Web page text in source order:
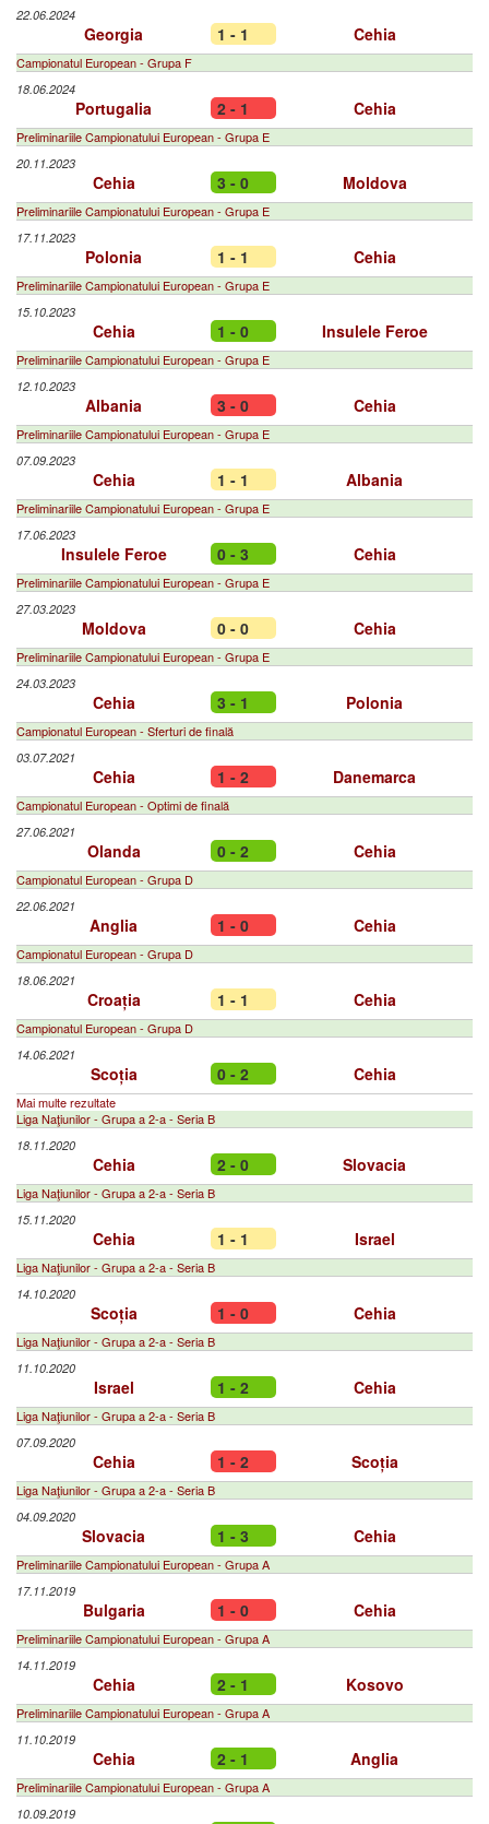
22.06.2024
Georgia 1 - 1 Cehia
Campionatul European - Grupa F
18.06.2024
Portugalia 2 - 1 Cehia
Preliminariile Campionatului European - Grupa E
20.11.2023
Cehia 3 - 0 Moldova
Preliminariile Campionatului European - Grupa E
17.11.2023
Polonia 1 - 1 Cehia
Preliminariile Campionatului European - Grupa E
15.10.2023
Cehia 1 - 0 Insulele Feroe
Preliminariile Campionatului European - Grupa E
12.10.2023
Albania 3 - 0 Cehia
Preliminariile Campionatului European - Grupa E
07.09.2023
Cehia 1 - 1 Albania
Preliminariile Campionatului European - Grupa E
17.06.2023
Insulele Feroe 0 - 3 Cehia
Preliminariile Campionatului European - Grupa E
27.03.2023
Moldova 0 - 0 Cehia
Preliminariile Campionatului European - Grupa E
24.03.2023
Cehia 3 - 1 Polonia
Campionatul European - Sferturi de finală
03.07.2021
Cehia 1 - 2 Danemarca
Campionatul European - Optimi de finală
27.06.2021
Olanda 0 - 2 Cehia
Campionatul European - Grupa D
22.06.2021
Anglia 1 - 0 Cehia
Campionatul European - Grupa D
18.06.2021
Croația 1 - 1 Cehia
Campionatul European - Grupa D
14.06.2021
Scoția 0 - 2 Cehia
Mai multe rezultate
Liga Naţiunilor - Grupa a 2-a - Seria B
18.11.2020
Cehia 2 - 0 Slovacia
Liga Naţiunilor - Grupa a 2-a - Seria B
15.11.2020
Cehia 1 - 1 Israel
Liga Naţiunilor - Grupa a 2-a - Seria B
14.10.2020
Scoția 1 - 0 Cehia
Liga Naţiunilor - Grupa a 2-a - Seria B
11.10.2020
Israel 1 - 2 Cehia
Liga Naţiunilor - Grupa a 2-a - Seria B
07.09.2020
Cehia 1 - 2 Scoția
Liga Naţiunilor - Grupa a 2-a - Seria B
04.09.2020
Slovacia 1 - 3 Cehia
Preliminariile Campionatului European - Grupa A
17.11.2019
Bulgaria 1 - 0 Cehia
Preliminariile Campionatului European - Grupa A
14.11.2019
Cehia 2 - 1 Kosovo
Preliminariile Campionatului European - Grupa A
11.10.2019
Cehia 2 - 1 Anglia
Preliminariile Campionatului European - Grupa A
10.09.2019